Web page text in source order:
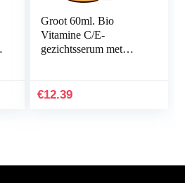
Groot 60ml. Bio
Vitamine C/E-
gezichtsserum met
Gezichtsserum met…
€12.39